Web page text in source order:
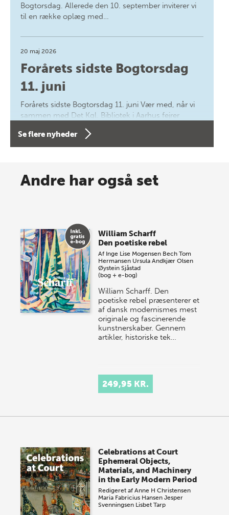
Bogtorsdag. Allerede den 10. september inviterer vi
til en række oplæg med…
20 maj 2026
Forårets sidste Bogtorsdag
11. juni
Forårets sidste Bogtorsdag 11. juni Vær med, når vi
sammen med Det Kgl. Bibliotek i Aarhus fejrer
forfatterne bag vores nyes…
Spar op til 70% til sommer-
store sommer-lagersalg, så sæt kryds i kalenderen
onsdag den 10. j…
Se flere nyheder
Andre har også set
William Scharff
Den poetiske rebel
Af Inge Lise Mogensen Bech Tom
Hermansen Ursula Andkjær Olsen
Øystein Sjåstad
(bog + e-bog)
William Scharff. Den
poetiske rebel præsenterer et
af dansk modernismes mest
originale og fascinerende
kunstnerskaber. Gennem
artikler, historiske tek…
249,95 KR.
Celebrations at Court
Ephemeral Objects,
Materials, and Machinery
in the Early Modern Period
Redigeret afAnne H Christensen
Maria Fabricius Hansen Jesper
Svenningsen Lisbet Tarp